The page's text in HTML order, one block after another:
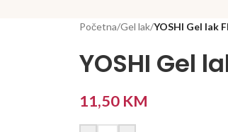
Početna/Gel lak/YOSHI Gel lak
YOSHI Gel
11,50 KM